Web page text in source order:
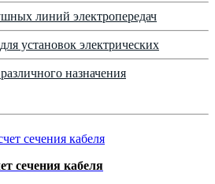
линий электропередач
установок электрических
назначения
сечения кабеля